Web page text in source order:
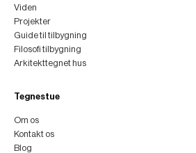
Viden
Projekter
Guide til tilbygning
Filosofi tilbygning
Arkitekttegnet hus
Tegnestue
Om os
Kontakt os
Blog